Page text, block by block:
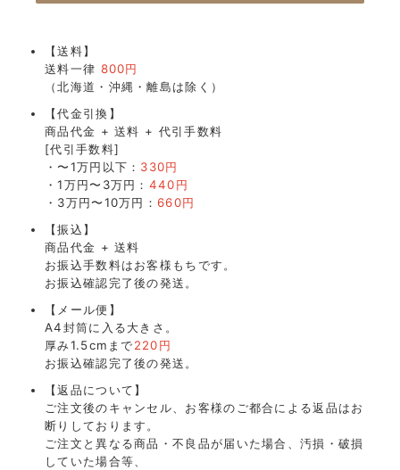
【送料】
送料一律 800円
（北海道・沖縄・離島は除く）
【代金引換】
商品代金 + 送料 + 代引手数料
[代引手数料]
・〜1万円以下： 330円
・1万円〜3万円： 440円
・3万円〜10万円： 660円
【振込】
商品代金 + 送料
お振込手数料はお客様もちです。
お振込確認完了後の発送。
【メール便】
A4封筒に入る大きさ。
厚み1.5cmまで220円
お振込確認完了後の発送。
【返品について】
ご注文後のキャンセル、お客様のご都合による返品はお
断りしております。
ご注文と異なる商品・不良品が届いた場合、汚損・破損
していた場合等、